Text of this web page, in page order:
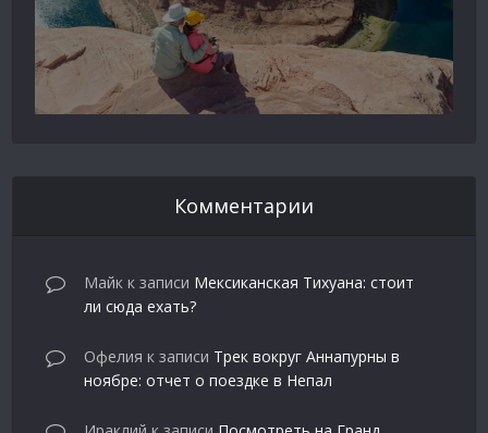
Комментарии
Майк к записи Мексиканская Тихуана: стоит
ли сюда ехать?
Офелия к записи Трек вокруг Аннапурны в
ноябре: отчет о поездке в Непал